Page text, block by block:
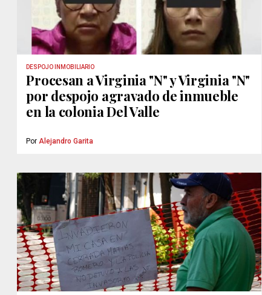
DESPOJO INMOBILIARIO
Procesan a Virginia "N" y Virginia "N"
por despojo agravado de inmueble
en la colonia Del Valle
PorAlejandro Garita